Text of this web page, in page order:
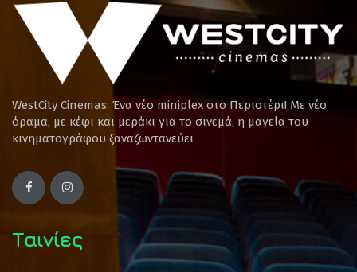
WestCity Cinemas: Ένα νέο miniplex στο Περιστέρι! Mε νέο
όραμα, με κέφι και μεράκι για το σινεμά, η μαγεία του
κινηματογράφου ξαναζωντανεύει
Ταινίες